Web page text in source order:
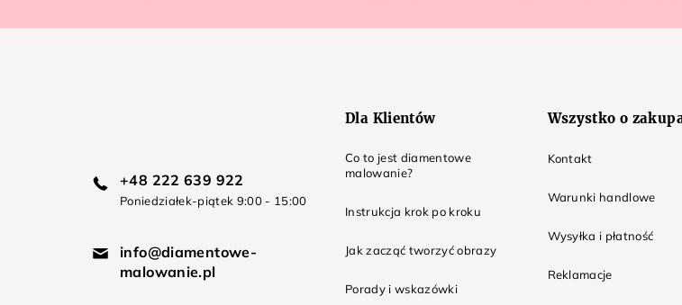
p
+48 222 639 922
Poniedziałek-piątek 9:00 - 15:00
info@diamentowe-
malowanie.pl
Dla Klientów
Co to jest diamentowe
malowanie?
Instrukcja krok po kroku
Jak zacząć tworzyć obrazy
Porady i wskazówki
Wszystko o
Kontakt
Warunki handlowe
Wysyłka i płatność
Reklamacje